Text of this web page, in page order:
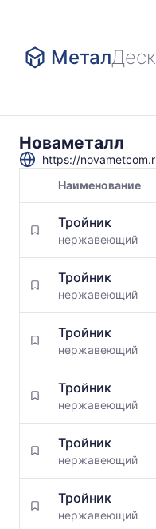
МеталДеск
Новаметалл
https://
поставщика
Наименование
Тройник
нержавеющий
Тройник
нержавеющий
Тройник
нержавеющий
Тройник
нержавеющий
Тройник
нержавеющий
Тройник
нержавеющий